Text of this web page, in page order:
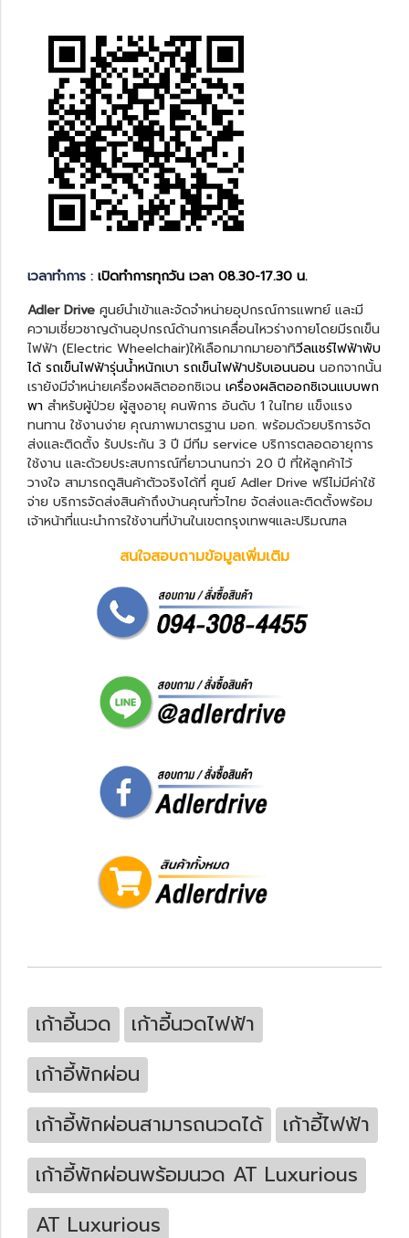
เวลาทำการ : เปิดทำการทุกวัน เวลา 08.30-17.30 น.
Adler Drive ศูนย์นำเข้าและจัดจำหน่ายอุปกรณ์การแพทย์ และมี
ความเชี่ยวชาญด้านอุปกรณ์ด้านการเคลื่อนไหวร่างกายโดยมีรถเข็น
ไฟฟ้า (Electric Wheelchair)ให้เลือกมากมายอาทิวีลแชร์ไฟฟ้าพับ
ได้ รถเข็นไฟฟ้ารุ่นน้ำหนักเบา รถเข็นไฟฟ้าปรับเอนนอน นอกจากนั้น
เรายังมีจำหน่ายเครื่องผลิตออกซิเจน เครื่องผลิตออกซิเจนแบบพก
พา สำหรับผู้ป่วย ผู้สูงอายุ คนพิการ อันดับ 1 ในไทย แข็งแรง
ทนทาน ใช้งานง่าย คุณภาพมาตรฐาน มอก. พร้อมด้วยบริการจัด
ส่งและติดตั้ง รับประกัน 3 ปี มีทีม service บริการตลอดอายุการ
ใช้งาน และด้วยประสบการณ์ที่ยาวนานกว่า 20 ปี ที่ให้ลูกค้าไว้
วางใจ สามารถดูสินค้าตัวจริงได้ที่ ศูนย์ Adler Drive ฟรีไม่มีค่าใช้
จ่าย บริการจัดส่งสินค้าถึงบ้านคุณทั่วไทย จัดส่งและติดตั้งพร้อม
เจ้าหน้าที่แนะนำการใช้งานที่บ้านในเขตกรุงเทพฯและปริมณฑล
สนใจสอบถามข้อมูลเพิ่มเติม
เก้าอี้นวด
เก้าอี้นวดไฟฟ้า
เก้าอี้พักผ่อน
เก้าอี้พักผ่อนสามารถนวดได้
เก้าอี้ไฟฟ้า
เก้าอี้พักผ่อนพร้อมนวด AT Luxurious
AT Luxurious